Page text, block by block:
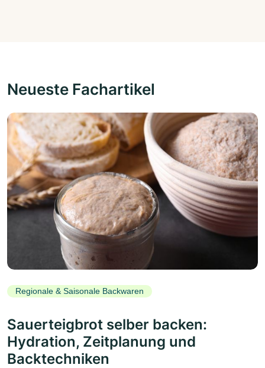
Neueste Fachartikel
Regionale & Saisonale Backwaren
Sauerteigbrot selber backen:
Hydration, Zeitplanung und
Backtechniken